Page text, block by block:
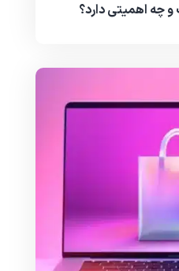
اهمیتی دارد؟